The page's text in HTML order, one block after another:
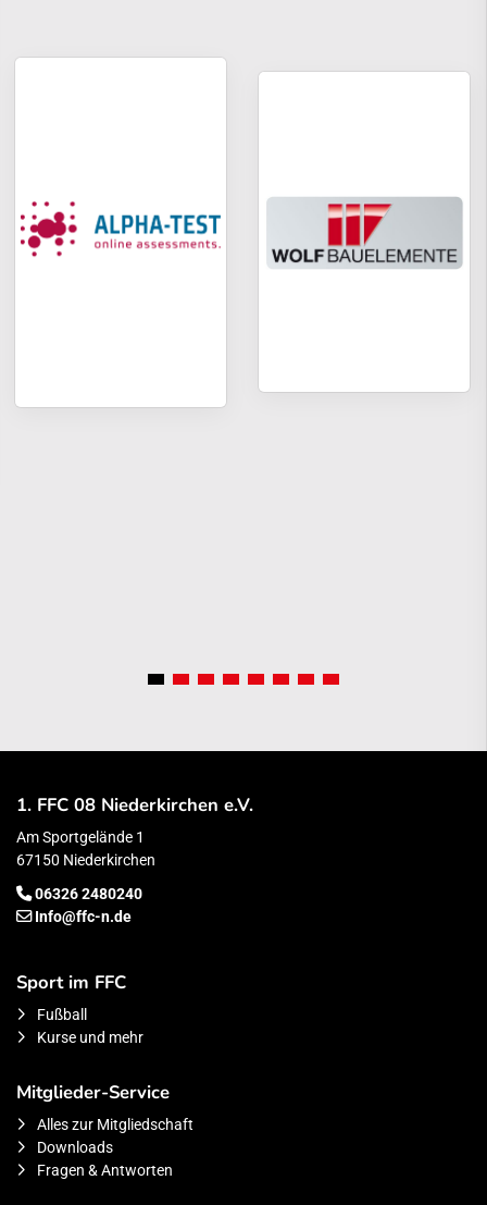
1. FFC 08 Niederkirchen e.V.
Am Sportgelände 1
67150 Niederkirchen
06326 2480240
Info@ffc-n.de
Sport im FFC
Fußball
Kurse und mehr
Mitglieder-Service
Alles zur Mitgliedschaft
Downloads
Fragen & Antworten